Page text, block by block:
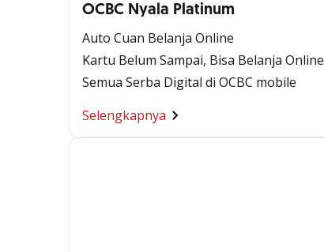
OCBC Nyala Platinum
Auto Cuan Belanja Online
Kartu Belum Sampai, Bisa Belanja Online
Semua Serba Digital di OCBC mobile
Selengkapnya